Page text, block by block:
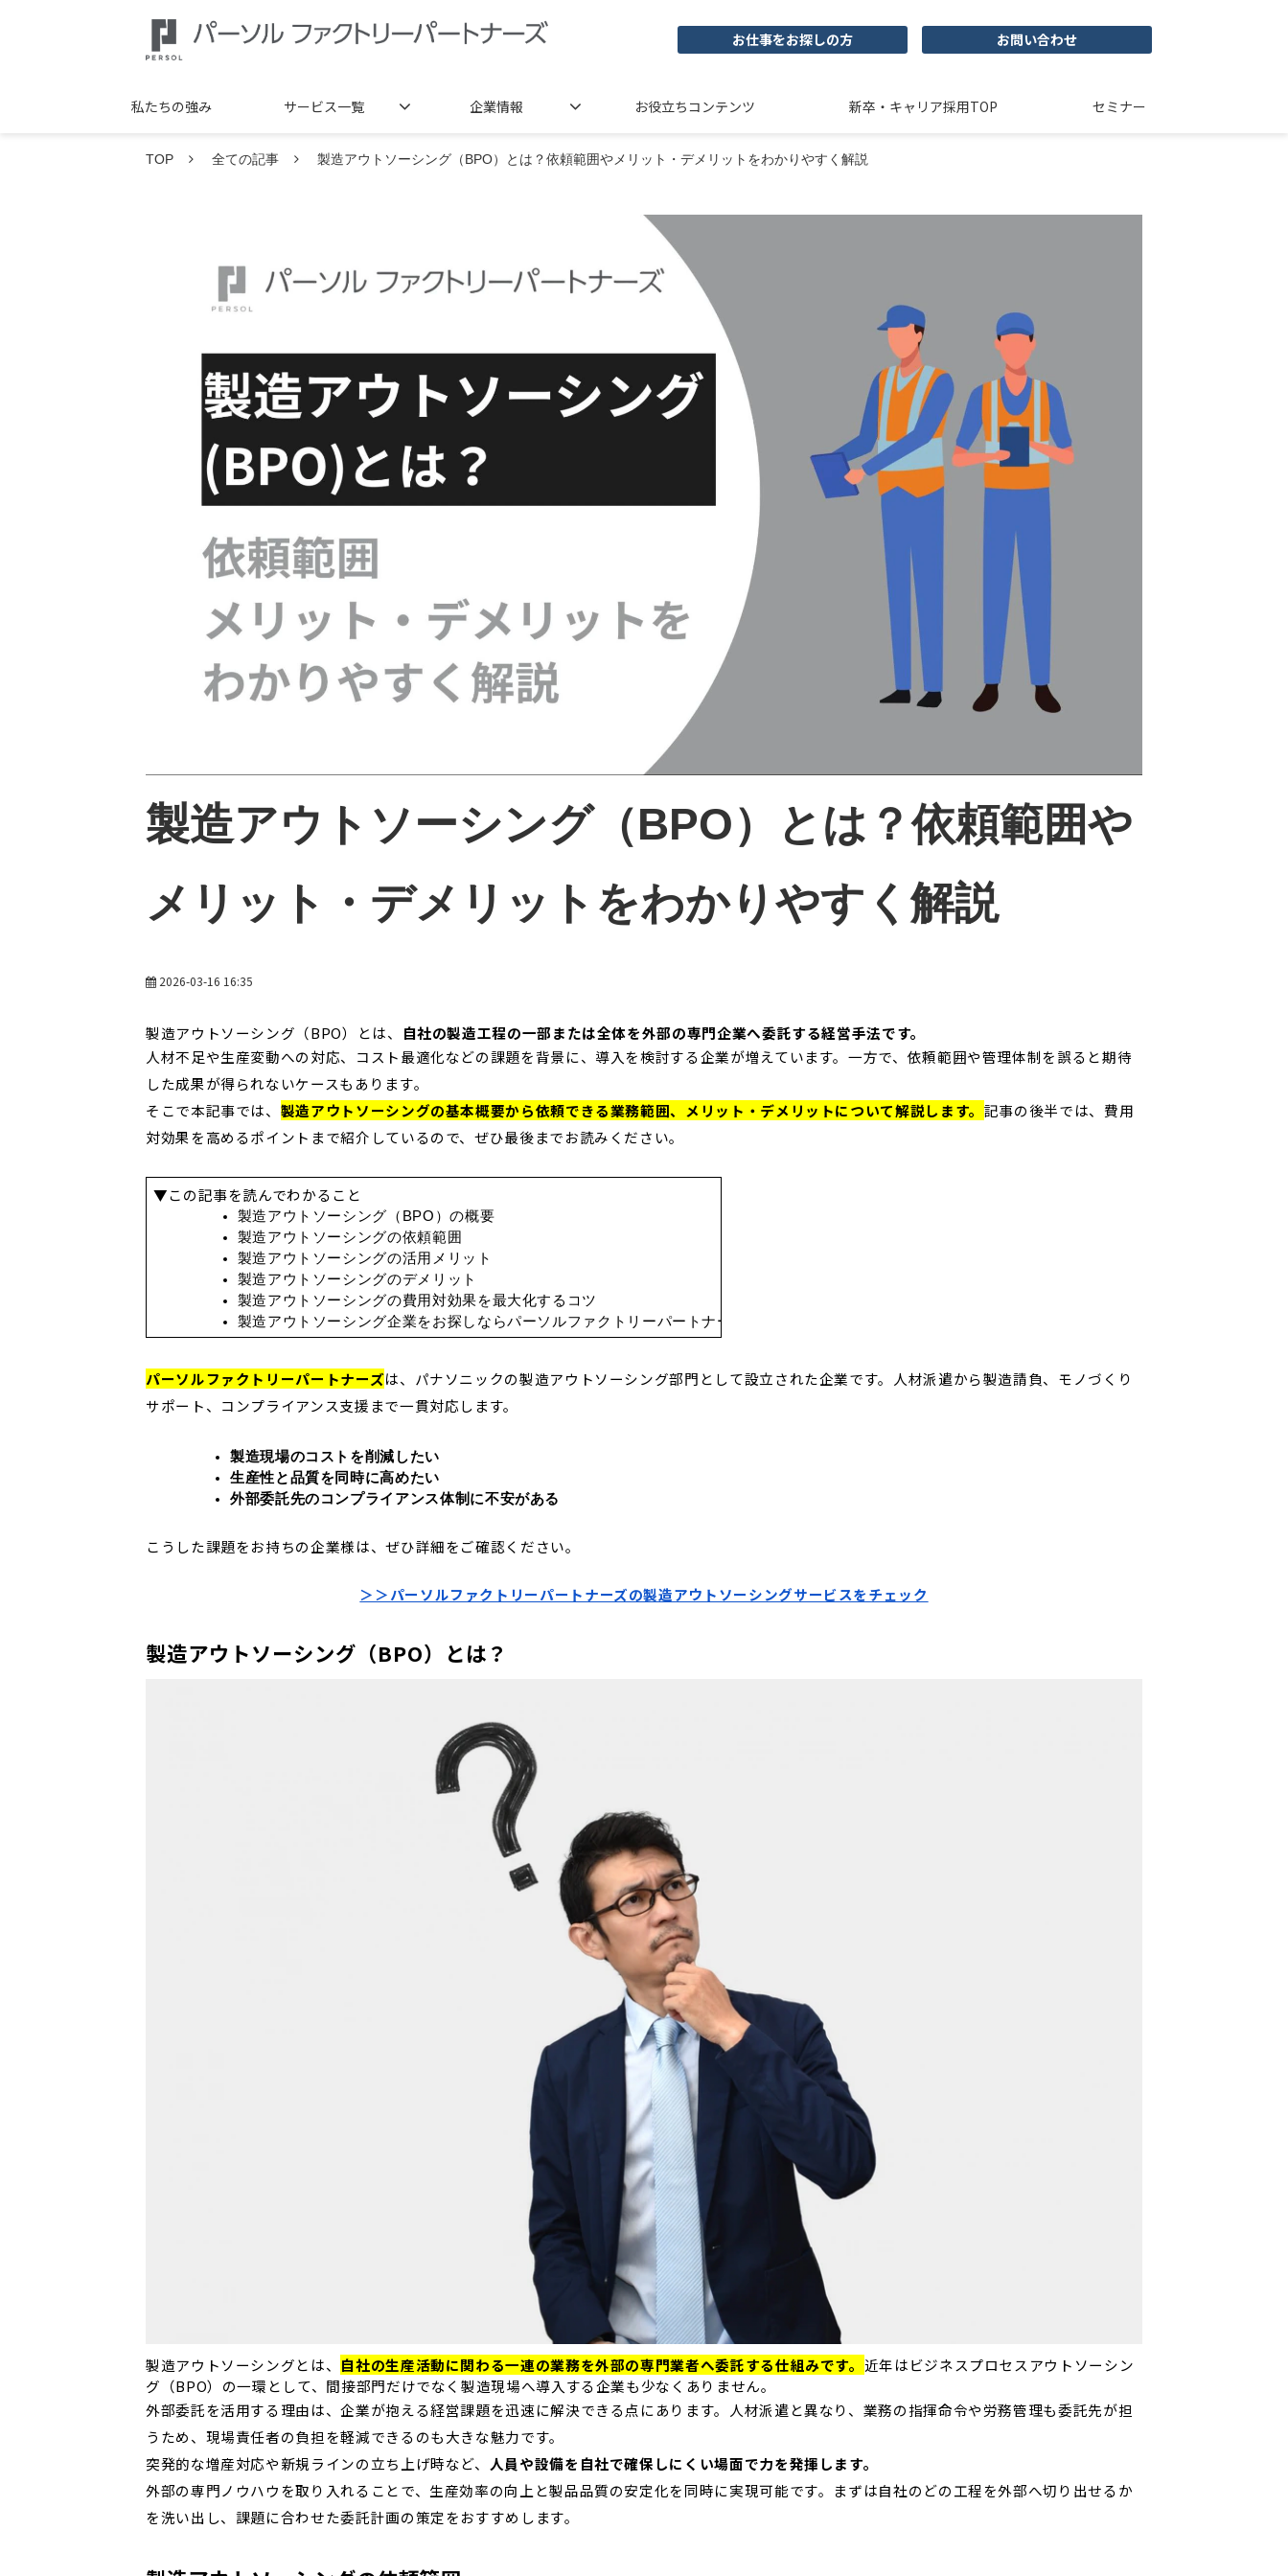
お仕事をお探しの方 お問い合わせ
私たちの強み サービス一覧 企業情報 お役立ちコンテンツ 新卒・キャリア採用TOP セミナー
TOP 全ての記事 製造アウトソーシング（BPO）とは？依頼範囲やメリット・デメリットをわかりやすく解説
製造アウトソーシング（BPO）とは？依頼範囲や
メリット・デメリットをわかりやすく解説
2026-03-16 16:35
製造アウトソーシング（BPO）とは、
自社の製造工程の一部または全体を外部の専門企業へ委託する経営手法です。
人材不足や生産変動への対応、コスト最適化などの課題を背景に、導入を検討する企業が増えています。一方で、依頼範囲や管理体制を誤ると期待
した成果が得られないケースもあります。
そこで本記事では、 製造アウトソーシングの基本概要から依頼できる業務範囲、メリット・デメリットについて解説します。 記事の後半では、費用
対効果を高めるポイントまで紹介しているので、ぜひ最後までお読みください。
▼この記事を読んでわかること
製造アウトソーシング（BPO）の概要
製造アウトソーシングの依頼範囲
製造アウトソーシングの活用メリット
製造アウトソーシングのデメリット
製造アウトソーシングの費用対効果を最大化するコツ
製造アウトソーシング企業をお探しならパーソルファクトリーパートナーズ
パーソルファクトリーパートナーズは、パナソニックの製造アウトソーシング部門として設立された企業です。人材派遣から製造請負、モノづくり
サポート、コンプライアンス支援まで一貫対応します。
製造現場のコストを削減したい
生産性と品質を同時に高めたい
外部委託先のコンプライアンス体制に不安がある
こうした課題をお持ちの企業様は、ぜひ詳細をご確認ください。
＞＞パーソルファクトリーパートナーズの製造アウトソーシングサービスをチェック
製造アウトソーシング（BPO）とは？
製造アウトソーシングとは、 自社の生産活動に関わる一連の業務を外部の専門業者へ委託する仕組みです。 近年はビジネスプロセスアウトソーシン
グ（BPO）の一環として、間接部門だけでなく製造現場へ導入する企業も少なくありません。
外部委託を活用する理由は、企業が抱える経営課題を迅速に解決できる点にあります。人材派遣と異なり、業務の指揮命令や労務管理も委託先が担
うため、現場責任者の負担を軽減できるのも大きな魅力です。
突発的な増産対応や新規ラインの立ち上げ時など、 人員や設備を自社で確保しにくい場面で力を発揮します。
外部の専門ノウハウを取り入れることで、生産効率の向上と製品品質の安定化を同時に実現可能です。まずは自社のどの工程を外部へ切り出せるか
を洗い出し、課題に合わせた委託計画の策定をおすすめします。